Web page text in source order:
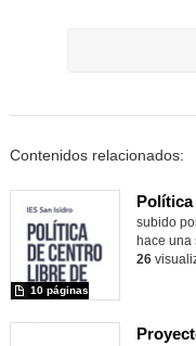
Contenidos relacionados:
subido
10 páginas
hace una
26